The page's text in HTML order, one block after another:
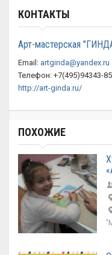
КОНТАКТЫ
Арт-мастерская
Email: artginda@yandex.ru
Телефон: +7(495)94343-
http://art-ginda.ru/
ПОХОЖИЕ